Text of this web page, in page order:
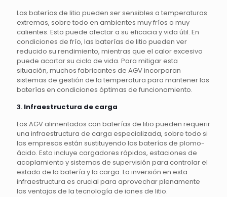
Las baterías de litio pueden ser sensibles a temperaturas
extremas, sobre todo en ambientes muy fríos o muy
calientes. Esto puede afectar a su eficacia y vida útil. En
condiciones de frío, las baterías de litio pueden ver
reducido su rendimiento, mientras que el calor excesivo
puede acortar su ciclo de vida. Para mitigar esta
situación, muchos fabricantes de AGV incorporan
sistemas de gestión de la temperatura para mantener las
baterías en condiciones óptimas de funcionamiento.
3. Infraestructura de carga
Los AGV alimentados con baterías de litio pueden requerir
una infraestructura de carga especializada, sobre todo si
las empresas están sustituyendo las baterías de plomo-
ácido. Esto incluye cargadores rápidos, estaciones de
acoplamiento y sistemas de supervisión para controlar el
estado de la batería y la carga. La inversión en esta
infraestructura es crucial para aprovechar plenamente
las ventajas de la tecnología de iones de litio.